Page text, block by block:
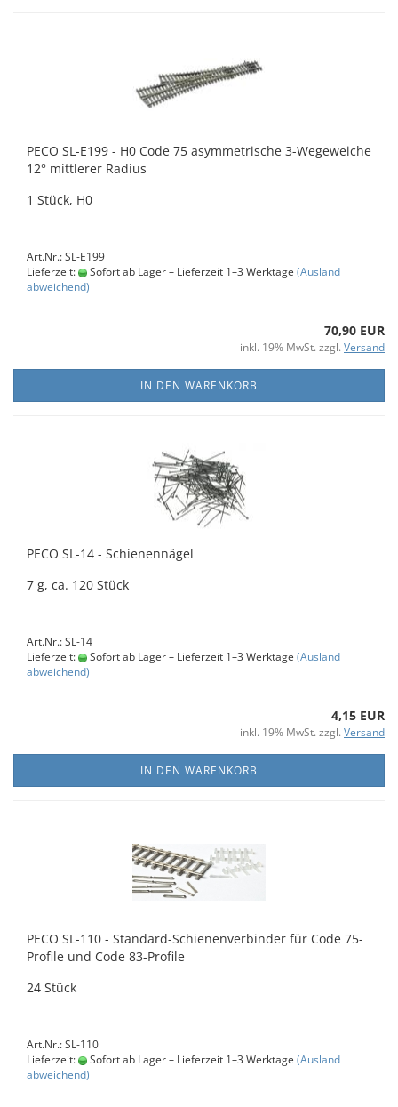
PECO SL-E199 - H0 Code 75 asymmetrische 3-Wegeweiche
12° mittlerer Radius
1 Stück, H0
Art.Nr.: SL-E199
Lieferzeit:
Sofort ab Lager – Lieferzeit 1–3 Werktage (Ausland
abweichend)
70,90 EUR
inkl. 19% MwSt. zzgl. Versand
IN DEN WARENKORB
PECO SL-14 - Schienennägel
7 g, ca. 120 Stück
Art.Nr.: SL-14
Lieferzeit:
Sofort ab Lager – Lieferzeit 1–3 Werktage (Ausland
abweichend)
4,15 EUR
inkl. 19% MwSt. zzgl. Versand
IN DEN WARENKORB
PECO SL-110 - Standard-Schienenverbinder für Code 75-
Profile und Code 83-Profile
24 Stück
Art.Nr.: SL-110
Lieferzeit:
Sofort ab Lager – Lieferzeit 1–3 Werktage (Ausland
abweichend)